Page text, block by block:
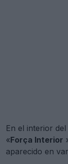
En el interior
«Força Interior
aparecido en